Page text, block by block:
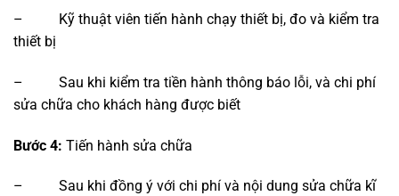
– Kỹ thuật viên tiến hành chạy thiết bị, đo và kiểm tra
thiết bị
– Sau khi kiểm tra tiền hành thông báo lỗi, và chi phí
sửa chữa cho khách hàng được biết
Bước 4: Tiến hành sửa chữa
– Sau khi đồng ý với chi phí và nội dung sửa chữa kĩ